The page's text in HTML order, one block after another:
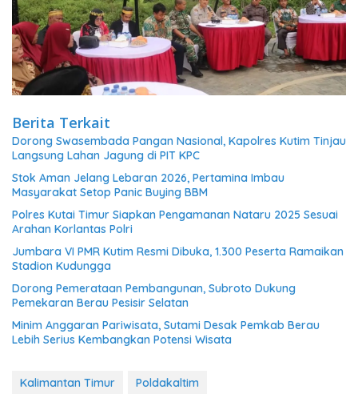
Berita Terkait
Dorong Swasembada Pangan Nasional, Kapolres Kutim Tinjau
Langsung Lahan Jagung di PIT KPC
Stok Aman Jelang Lebaran 2026, Pertamina Imbau
Masyarakat Setop Panic Buying BBM
Polres Kutai Timur Siapkan Pengamanan Nataru 2025 Sesuai
Arahan Korlantas Polri
Jumbara VI PMR Kutim Resmi Dibuka, 1.300 Peserta Ramaikan
Stadion Kudungga
Dorong Pemerataan Pembangunan, Subroto Dukung
Pemekaran Berau Pesisir Selatan
Minim Anggaran Pariwisata, Sutami Desak Pemkab Berau
Lebih Serius Kembangkan Potensi Wisata
Kalimantan Timur Poldakaltim